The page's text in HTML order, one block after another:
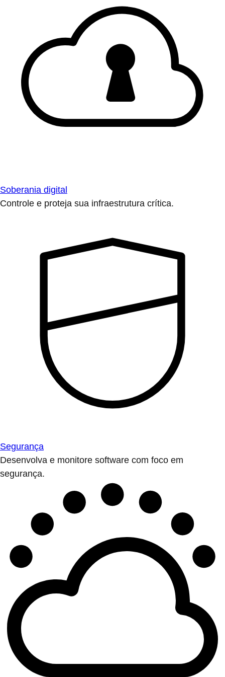
Soberania digital
Controle e proteja sua infraestrutura crítica.
Segurança
Desenvolva e monitore software com foco em
segurança.